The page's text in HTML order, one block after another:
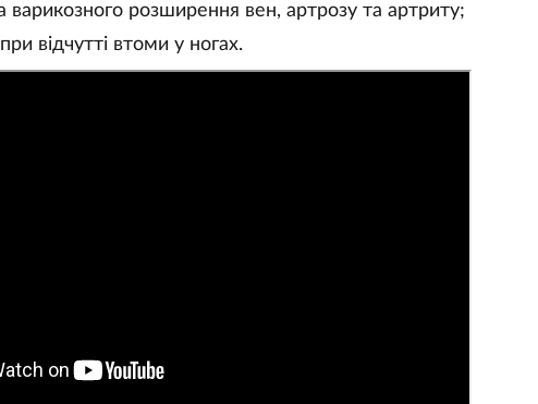
варикозного розширення вен, артрозу та артриту;
відчутті втоми у ногах.